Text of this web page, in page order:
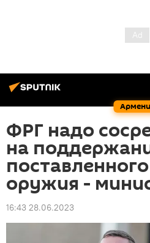
ФРГ надо
на
оружия -
16:43 28.06.2023